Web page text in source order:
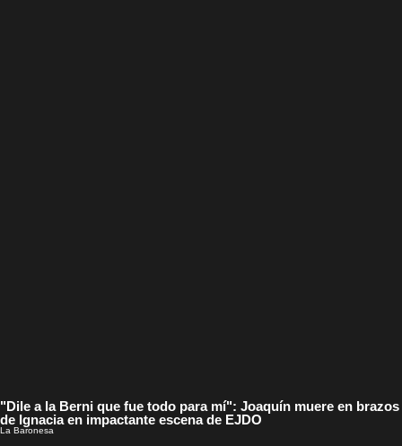
"Dile a la Berni que fue todo para mí": Joaquín muere en brazos
de Ignacia en impactante escena de EJDO
La Baronesa